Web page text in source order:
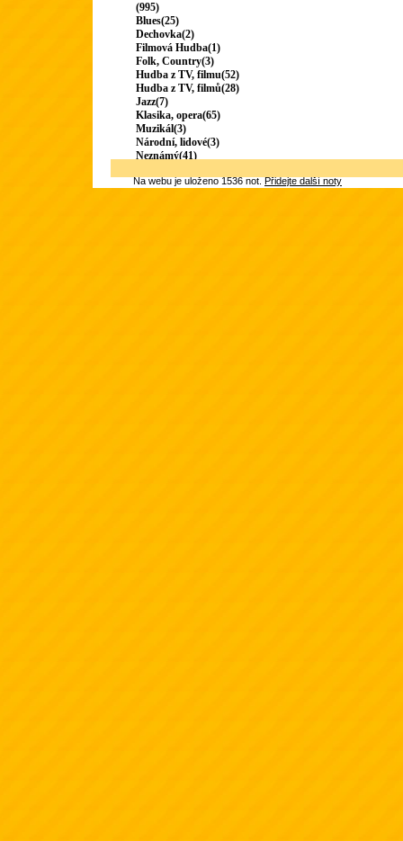
(995)
Blues(25)
Dechovka(2)
Filmová Hudba(1)
Folk, Country(3)
Hudba z TV, filmu(52)
Hudba z TV, filmů(28)
Jazz(7)
Klasika, opera(65)
Muzikál(3)
Národní, lidové(3)
Neznámý(41)
Na webu je uloženo 1536 not.Přidejte další noty